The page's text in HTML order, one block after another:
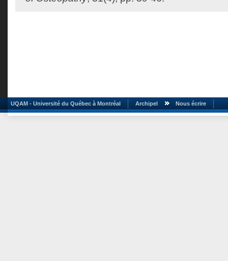
UQAM - Université du Québec à Montréal Archipel Nous écrire